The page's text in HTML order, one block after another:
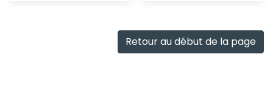
Retour au début de la page